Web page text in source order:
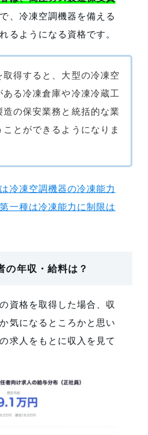
、冷凍空調機器を備える
るようになる資格です。
取得すると、大型の冷凍空
ある冷凍倉庫や冷凍冷蔵工
造の保安業務と統括的な業
ことができるようになりま
冷凍空調機器の冷凍能力
一種は冷凍能力に制限は
の年収・給料は？
資格を取得した場合、収
気になるところかと思い
求人をもとに収入を見て